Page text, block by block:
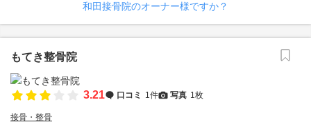
和田接骨院のオーナー様ですか？
もてき整骨院
3.21 口コミ 1件 写真 1枚
接骨・整骨